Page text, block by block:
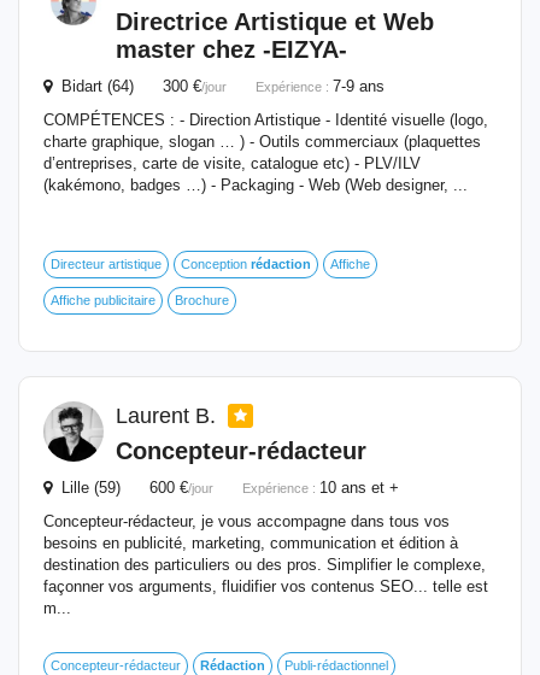
Directrice Artistique et Web
master chez -EIZYA-
Bidart (64) 300 €/jour Expérience : 7-9 ans
COMPÉTENCES : - Direction Artistique - Identité visuelle (logo,
charte graphique, slogan … ) - Outils commerciaux (plaquettes
d’entreprises, carte de visite, catalogue etc) - PLV/ILV
(kakémono, badges …) - Packaging - Web (Web designer, ...
Directeur artistique Conception rédaction Affiche
Affiche publicitaire Brochure
Laurent B.
Concepteur-rédacteur
Lille (59) 600 €/jour Expérience : 10 ans et +
Concepteur-rédacteur, je vous accompagne dans tous vos
besoins en publicité, marketing, communication et édition à
destination des particuliers ou des pros. Simplifier le complexe,
façonner vos arguments, fluidifier vos contenus SEO... telle est
m...
Concepteur-rédacteur Rédaction Publi-rédactionnel